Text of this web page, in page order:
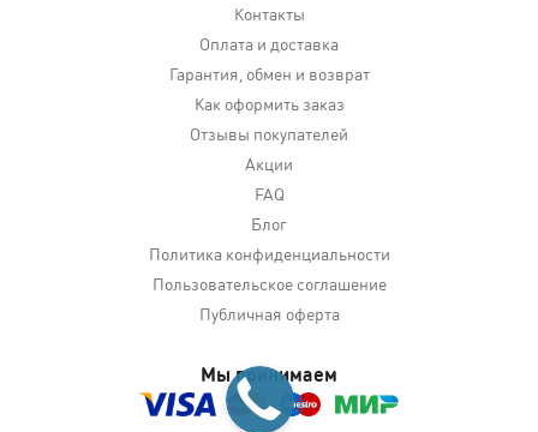
Контакты
Оплата и доставка
Гарантия, обмен и возврат
Как оформить заказ
Отзывы покупателей
Акции
FAQ
Блог
Политика конфиденциальности
Пользовательское соглашение
Публичная оферта
Мы принимаем